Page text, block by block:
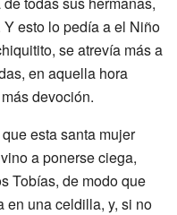
esto lo pedía a el Niño
se atrevía más a
en aquella hora
devoción.
esta santa mujer
a ponerse ciega,
Tobías, de modo que
en una celdilla, y, si no